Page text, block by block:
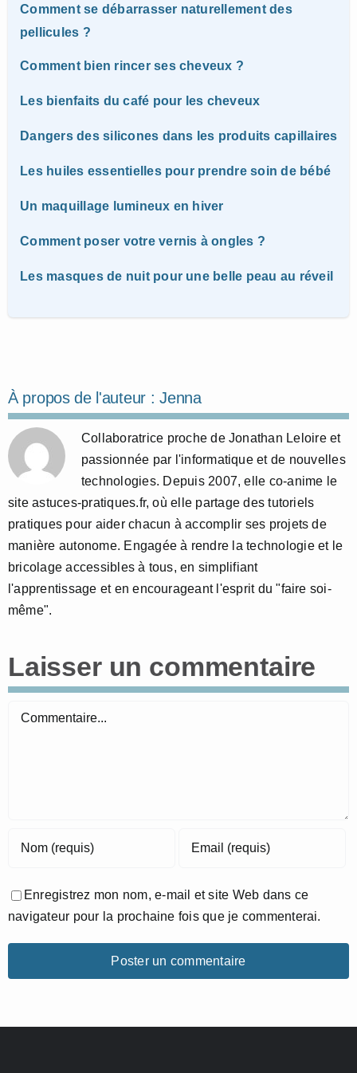
Comment se débarrasser naturellement des
pellicules ?
Comment bien rincer ses cheveux ?
Les bienfaits du café pour les cheveux
Dangers des silicones dans les produits capillaires
Les huiles essentielles pour prendre soin de bébé
Un maquillage lumineux en hiver
Comment poser votre vernis à ongles ?
Les masques de nuit pour une belle peau au réveil
À propos de l'auteur :Jenna
Collaboratrice proche de Jonathan Leloire et
passionnée par l'informatique et de nouvelles
technologies. Depuis 2007, elle co-anime le
site astuces-pratiques.fr, où elle partage des tutoriels
pratiques pour aider chacun à accomplir ses projets de
manière autonome. Engagée à rendre la technologie et le
bricolage accessibles à tous, en simplifiant
l'apprentissage et en encourageant l'esprit du "faire soi-
même".
Laisser un commentaire
Commentaire
Enregistrez mon nom, e-mail et site Web dans ce
navigateur pour la prochaine fois que je commenterai.